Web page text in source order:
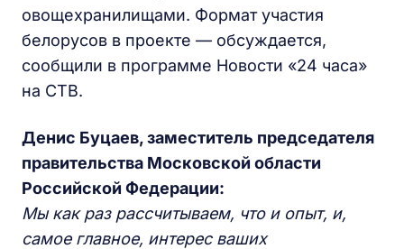
овощехранилищами. Формат участия
белорусов в проекте — обсуждается,
сообщили в программе Новости «24 часа»
на СТВ.
Денис Буцаев, заместитель председателя
правительства Московской области
Российской Федерации:
Мы как раз рассчитываем, что и опыт, и,
самое главное, интерес ваших